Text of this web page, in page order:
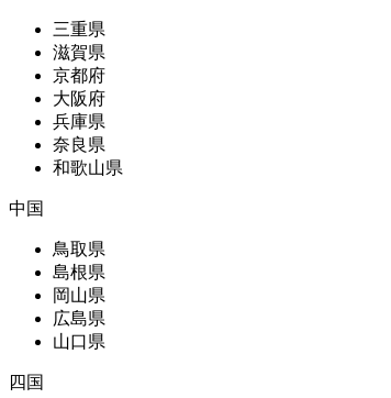
三重県
滋賀県
京都府
大阪府
兵庫県
奈良県
和歌山県
中国
鳥取県
島根県
岡山県
広島県
山口県
四国